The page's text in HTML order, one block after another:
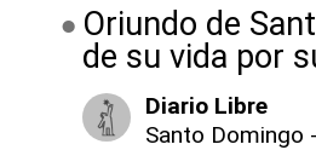
Oriundo de
de su vida por
Diario Libre
Santo Domingo